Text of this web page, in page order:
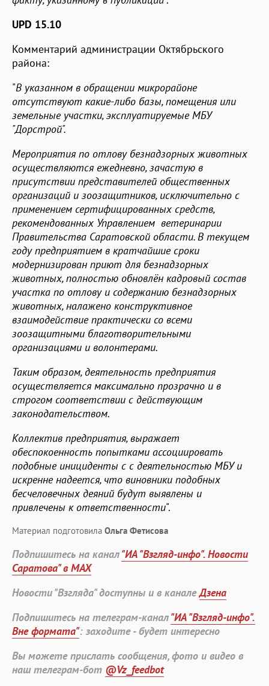
UPD 15.10
Комментарий администрации Октябрьского
района:
"В указанном в обращении микрорайоне
отсутствуют какие-либо базы, помещения или
земельные участки, эксплуатируемые МБУ
"Дорстрой".
Мероприятия по отлову безнадзорных животных
осуществляются ежедневно, зачастую в
присутствии представителей общественных
организаций и зоозащитников, исключительно с
применением сертифицированных средств,
рекомендованных Управлением ветеринарии
Правительства Саратовской области. В текущем
году предприятием в кратчайшие сроки
модернизирован приют для безнадзорных
животных, полностью обновлён кадровый состав
участка по отлову и содержанию безнадзорных
животных, налажено конструктивное
взаимодействие практически со всеми
зоозащитными благотворительными
организациями и волонтерами.
Таким образом, деятельность предприятия
осуществляется максимально прозрачно и в
строгом соответствии с действующим
законодательством.
Коллектив предприятия, выражает
обеспокоенность попытками ассоциировать
подобные инициденты с с деятельностью МБУ и
искренне надеется, что виновники подобных
бесчеловечных деяний будут выявлены и
привлечены к ответственности".
Материал подготовила Ольга Фетисова
Подпишитесь на канал"ИА "Взгляд-инфо". Новости
Саратова" в MAX
Новости "Взгляда" доступны и в каналеДзена
Подпишитесь на телеграм-канал"ИА "Взгляд-инфо".
Вне формата": заходите - будет интересно
Вы можете прислать сообщения, фото и видео в
наш телеграм-бот @Vz_feedbot